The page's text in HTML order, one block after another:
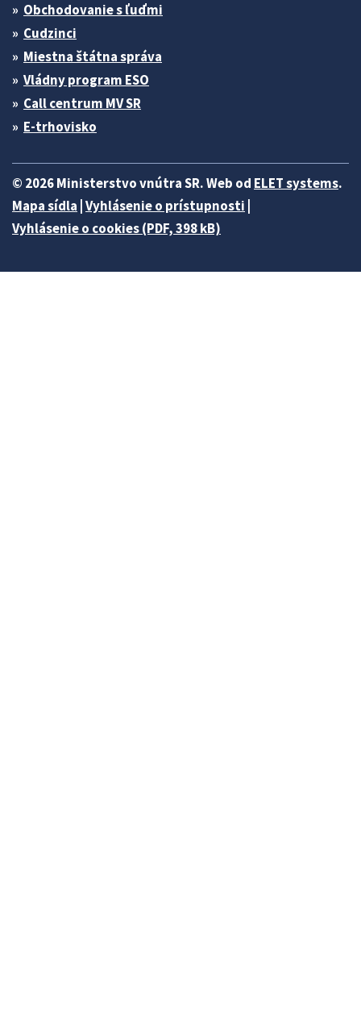
Obchodovanie s ľuďmi
Cudzinci
Miestna štátna správa
Vládny program ESO
Call centrum MV SR
E-trhovisko
© 2026 Ministerstvo vnútra SR. Web od ELET systems.
Mapa sídla Vyhlásenie o prístupnosti
Vyhlásenie o cookies (PDF, 398 kB)